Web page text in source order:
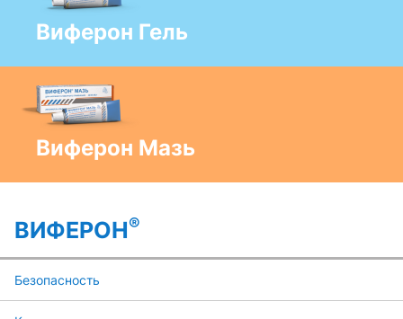
Виферон Гель
Виферон Мазь
ВИФЕРОН®
Безопасность